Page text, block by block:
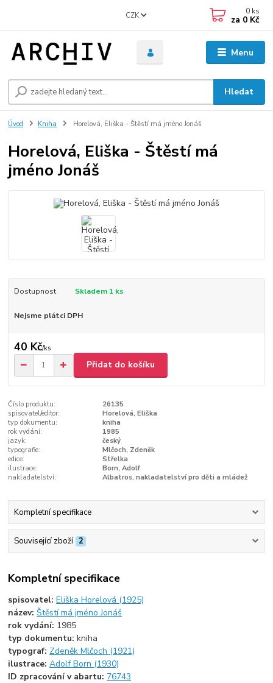
Menu
CZK
Hledat
0 ks
za 0 Kč
Úvod Kniha Horelová, Eliška - Štěstí má jméno Jonáš
Horelová, Eliška - Štěstí má
jméno Jonáš
Dostupnost Skladem 1 ks
Nejsme plátci DPH
40 Kč/ks
Přidat do košíku
Číslo produktu:
26135
spisovatel/editor:
Horelová, Eliška
typ dokumentu:
kniha
rok vydání:
1985
jazyk:
český
typografie:
Mlčoch, Zdeněk
edice:
Střelka
ilustrace:
Born, Adolf
nakladatelství:
Albatros, nakladatelství pro děti a mládež
Kompletní specifikace
Související zboží 2
Kompletní specifikace
spisovatel:Eliška Horelová (1925)
název:Štěstí má jméno Jonáš
rok vydání: 1985
typ dokumentu:kniha
typograf: Zdeněk Mlčoch (1921)
ilustrace:Adolf Born (1930)
ID zpracování v abartu: 76743